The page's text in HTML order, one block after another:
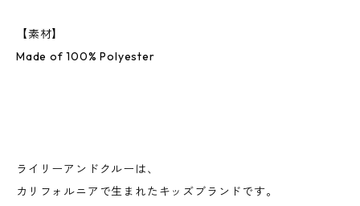
【素材】
Made of 100% Polyester
ライリーアンドクルーは、
カリフォルニアで生まれたキッズブランドです。